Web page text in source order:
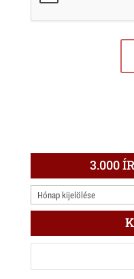
3.000
3.000
ÍRÁS